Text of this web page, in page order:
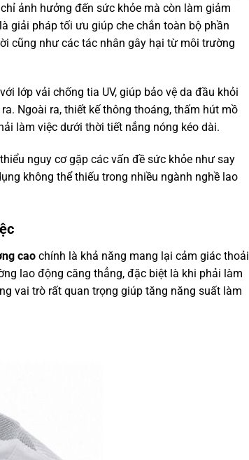
ảnh hưởng đến sức khỏe mà còn làm giảm
giải pháp tối ưu giúp che chắn toàn bộ phần
cũng như các tác nhân gây hại từ môi trường
lớp vải chống tia UV, giúp bảo vệ da đầu khỏi
Ngoài ra, thiết kế thông thoáng, thấm hút mồ
làm việc dưới thời tiết nắng nóng kéo dài.
nguy cơ gặp các vấn đề sức khỏe như say
không thể thiếu trong nhiều ngành nghề lao
cao chính là khả năng mang lại cảm giác thoải
lao động căng thẳng, đặc biệt là khi phải làm
vai trò rất quan trọng giúp tăng năng suất làm